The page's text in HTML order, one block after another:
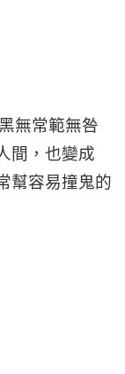
無常範無咎
間，也變成
幫容易撞鬼的